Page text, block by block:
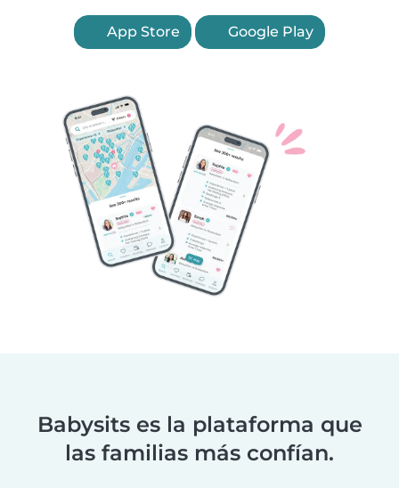
App Store Google Play
Babysits es la plataforma que
las familias más confían.